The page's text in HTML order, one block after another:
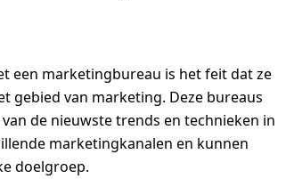
een marketingbureau is het feit dat ze
gebied van marketing. Deze bureaus
de nieuwste trends en technieken in
marketingkanalen en kunnen
doelgroep.